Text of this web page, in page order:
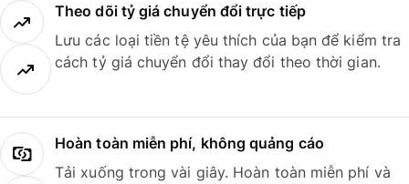
Theo dõi tỷ giá chuyển đổi trực tiếp
Lưu các loại tiền tệ yêu thích của bạn để kiểm tra
cách tỷ giá chuyển đổi thay đổi theo thời gian.
Hoàn toàn miễn phí, không quảng cáo
Tải xuống trong vài giây. Hoàn toàn miễn phí và